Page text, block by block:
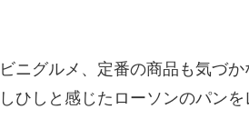
ニグルメ、定番の商品も気づ
ひしと感じたローソンのパンを